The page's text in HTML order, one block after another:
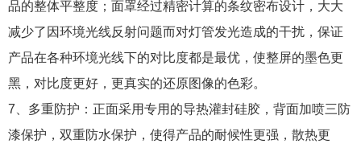
品的整体平整度；面罩经过精密计算的条纹密布设计，大大
减少了因环境光线反射问题而对灯管发光造成的干扰，保证
产品在各种环境光线下的对比度都是最优，使整屏的墨色更
黑，对比度更好，更真实的还原图像的色彩。
7 、多重防护：正面采用专用的导热灌封硅胶，背面加喷三防
漆保护，双重防水保护，使得产品的耐候性更强，散热更